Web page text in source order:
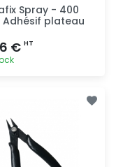
Spray - 400
plateau
€ HT